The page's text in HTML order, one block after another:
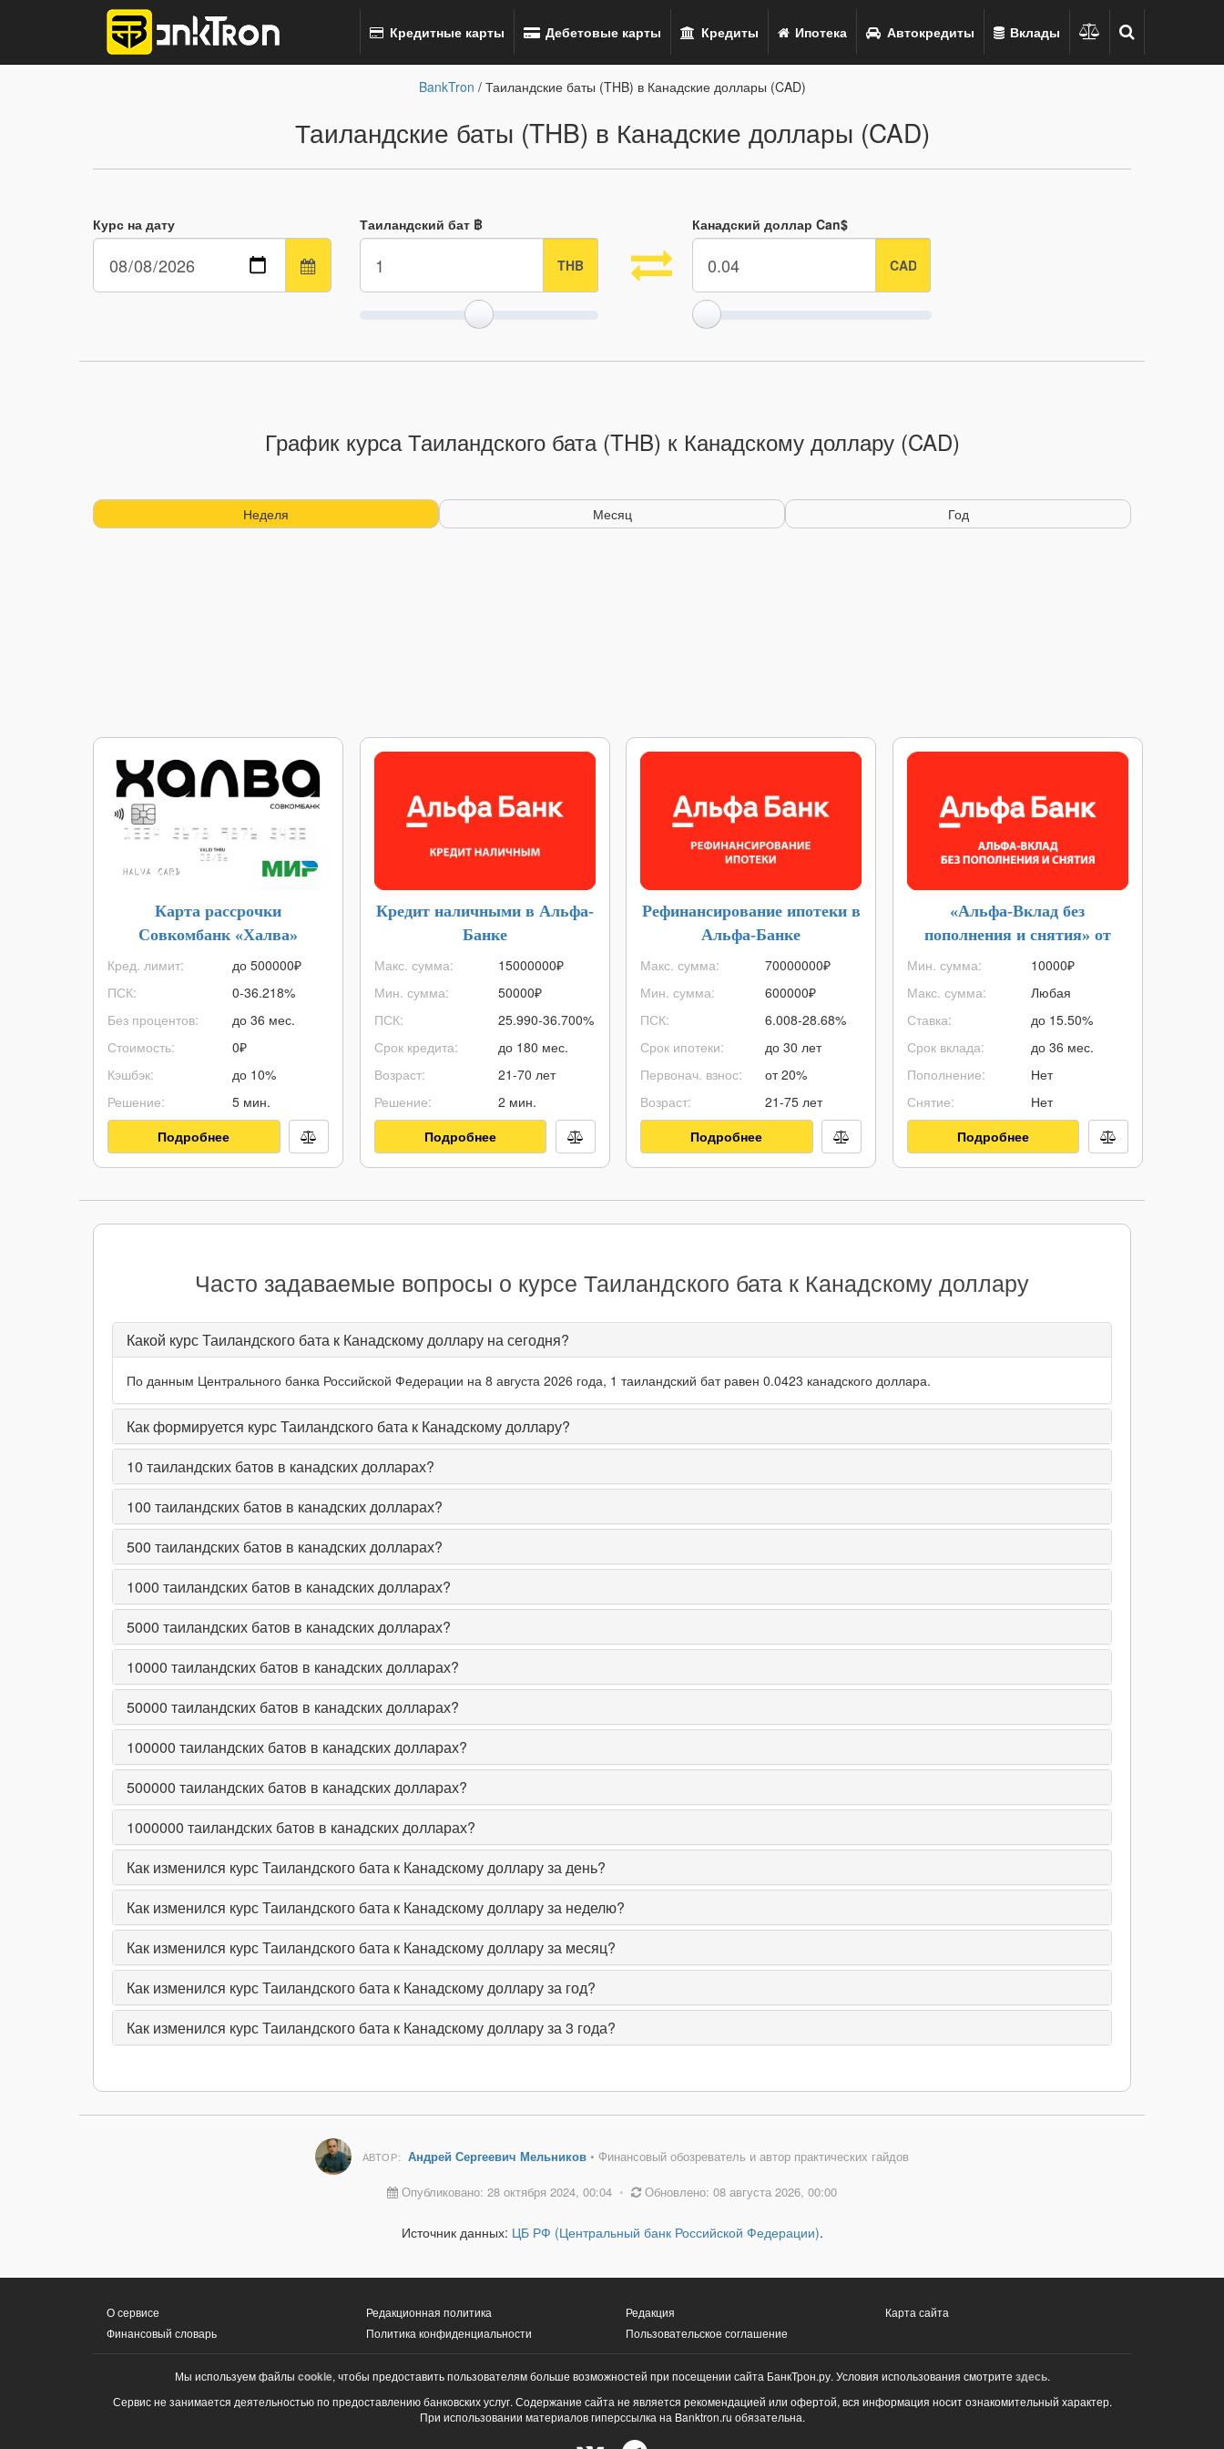
Кредитные карты Дебетовые карты Кредиты Ипотека Автокредиты Вклады
BankTron / Таиландские баты (THB) в Канадские доллары (CAD)
Таиландские баты (THB) в Канадские доллары (CAD)
Курс на дату Таиландский бат ฿ Канадский доллар Can$
График курса Таиландского бата (THB) к Канадскому доллару (CAD)
Неделя Месяц Год
Карта рассрочки
Совкомбанк «Халва»
Кред. лимит:
ПСК:
Без процентов:
Стоимость:
Кэшбэк:
Решение:
до 500000₽
0-36.218%
до 36 мес.
0₽
до 10%
5 мин.
Подробнее
Кредит наличными в Альфа-
Банке
Макс. сумма:
Мин. сумма:
ПСК:
Срок кредита:
Возраст:
Решение:
15000000₽
50000₽
25.990-36.700%
до 180 мес.
21-70 лет
2 мин.
Подробнее
Рефинансирование ипотеки в
Альфа-Банке
Макс. сумма:
Мин. сумма:
ПСК:
Срок ипотеки:
Первонач. взнос:
Возраст:
70000000₽
600000₽
6.008-28.68%
до 30 лет
от 20%
21-75 лет
Подробнее
«Альфа-Вклад без
пополнения и снятия» от
Альфа-Банка
Мин. сумма:
Макс. сумма:
Ставка:
Срок вклада:
Пополнение:
Снятие:
10000₽
Любая
до 15.50%
до 36 мес.
Нет
Нет
Подробнее
Часто задаваемые вопросы о курсе Таиландского бата к Канадскому доллару
Какой курс Таиландского бата к Канадскому доллару на сегодня?
По данным Центрального банка Российской Федерации на 8 августа 2026 года, 1 таиландский бат равен 0.0423 канадского доллара.
Как формируется курс Таиландского бата к Канадскому доллару?
10 таиландских батов в канадских долларах?
100 таиландских батов в канадских долларах?
500 таиландских батов в канадских долларах?
1000 таиландских батов в канадских долларах?
5000 таиландских батов в канадских долларах?
10000 таиландских батов в канадских долларах?
50000 таиландских батов в канадских долларах?
100000 таиландских батов в канадских долларах?
500000 таиландских батов в канадских долларах?
1000000 таиландских батов в канадских долларах?
Как изменился курс Таиландского бата к Канадскому доллару за день?
Как изменился курс Таиландского бата к Канадскому доллару за неделю?
Как изменился курс Таиландского бата к Канадскому доллару за месяц?
Как изменился курс Таиландского бата к Канадскому доллару за год?
Как изменился курс Таиландского бата к Канадскому доллару за 3 года?
АВТОР: Андрей Сергеевич Мельников• Финансовый обозреватель и автор практических гайдов
Опубликовано: 28 октября 2024, 00:04 • Обновлено: 08 августа 2026, 00:00
Источник данных: ЦБ РФ (Центральный банк Российской Федерации).
О сервисе
Финансовый словарь
Редакционная политика
Политика конфиденциальности
Редакция
Пользовательское соглашение
Карта сайта
Мы используем файлы cookie, чтобы предоставить пользователям больше возможностей при посещении сайта БанкТрон.ру. Условия использования смотрите здесь.
Сервис не занимается деятельностью по предоставлению банковских услуг. Содержание сайта не является рекомендацией или офертой, вся информация носит ознакомительный характер.
При использовании материалов гиперссылка на Banktron.ru обязательна.